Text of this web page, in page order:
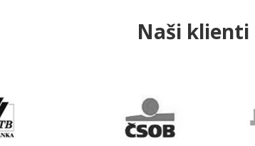
Naši klienti